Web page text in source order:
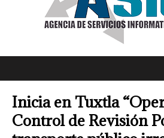
Inicia en Tuxtla
Control de Revisión